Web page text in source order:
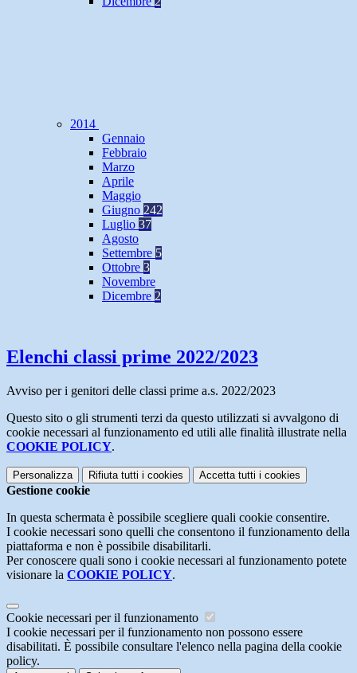
2014
Gennaio
Febbraio
Marzo
Aprile
Maggio
Giugno 242
Luglio 37
Agosto
Settembre 5
Ottobre 3
Novembre
Dicembre 2
Elenchi classi prime 2022/2023
Avviso per i genitori delle classi prime a.s. 2022/2023
Questo sito o gli strumenti terzi da questo utilizzati si avvalgono di
cookie necessari al funzionamento ed utili alle finalità illustrate nella
COOKIE POLICY.
Personalizza Rifiuta tutti i cookies Accetta tutti i cookies
Gestione cookie
In questa schermata è possibile scegliere quali cookie consentire.
I cookie necessari sono quelli che consentono il funzionamento della
piattaforma e non è possibile disabilitarli.
Per conoscere quali sono i cookie necessari al funzionamento potete
visionare la COOKIE POLICY.
Cookie necessari per il funzionamento
I cookie necessari per il funzionamento non possono essere
disabilitati. È possibile consultare l'elenco nella pagina della cookie
policy.